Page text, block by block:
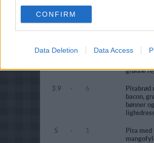
CONFIRM
Data Deletion Data Access
2.2 -
blomkål
grønne
3.9 - 6
Pitabrød
bacon,
bønner og
5 - 1
Pita med